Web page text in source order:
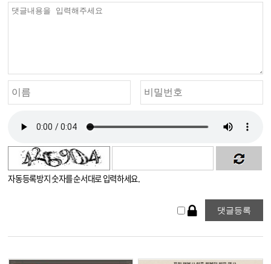
자동등록방지 숫자를 순서대로 입력하세요.